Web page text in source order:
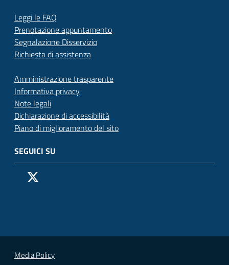
Leggi le FAQ
Prenotazione appuntamento
Segnalazione Disservizio
Richiesta di assistenza
Amministrazione trasparente
Informativa privacy
Note legali
Dichiarazione di accessibilità
Piano di miglioramento del sito
SEGUICI SU
Pagina Facebook del Comune di San Donato Milanese
Vai alla pagina
Media Policy